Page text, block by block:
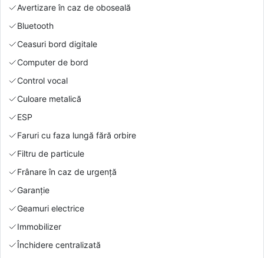
Avertizare în caz de oboseală
Bluetooth
Ceasuri bord digitale
Computer de bord
Control vocal
Culoare metalică
ESP
Faruri cu faza lungă fără orbire
Filtru de particule
Frânare în caz de urgență
Garanție
Geamuri electrice
Immobilizer
Închidere centralizată